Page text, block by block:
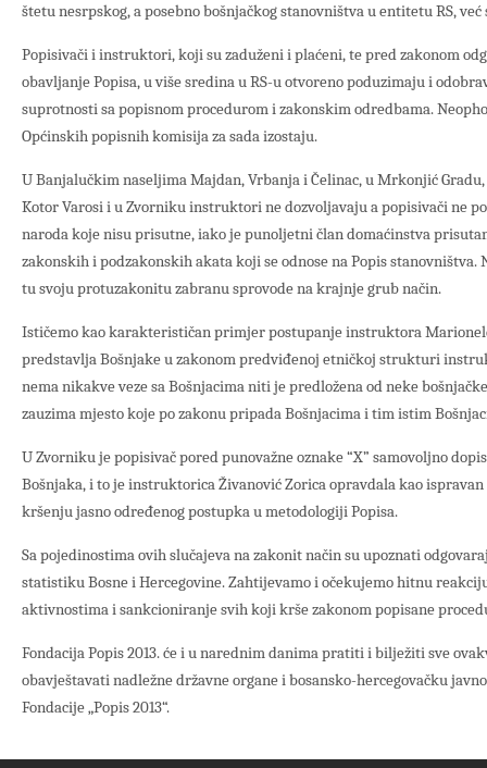
štetu nesrpskog, a posebno bošnjačkog stanovništva u entitetu RS,
Popisivači i instruktori, koji su zaduženi i plaćeni, te pred zakonom
obavljanje Popisa, u više sredina u RS-u otvoreno poduzimaju i
suprotnosti sa popisnom procedurom i zakonskim odredbama.
Općinskih popisnih komisija za sada izostaju.
U Banjalučkim naseljima Majdan, Vrbanja i Čelinac, u Mrkonjić
Kotor Varosi i u Zvorniku instruktori ne dozvoljavaju a popisivači ne
naroda koje nisu prisutne, iako je punoljetni član domaćinstva
zakonskih i podzakonskih akata koji se odnose na Popis
tu svoju protuzakonitu zabranu sprovode na krajnje grub način.
Ističemo kao karakterističan primjer postupanje instruktora
predstavlja Bošnjake u zakonom predviđenoj etničkoj strukturi
nema nikakve veze sa Bošnjacima niti je predložena od neke
zauzima mjesto koje po zakonu pripada Bošnjacima i tim istim
U Zvorniku je popisivač pored punovažne oznake “X” samovoljno
Bošnjaka, i to je instruktorica Živanović Zorica opravdala kao
kršenju jasno određenog postupka u metodologiji Popisa.
Sa pojedinostima ovih slučajeva na zakonit način su upoznati
statistiku Bosne i Hercegovine. Zahtijevamo i očekujemo hitnu
aktivnostima i sankcioniranje svih koji krše zakonom popisane
Fondacija Popis 2013. će i u narednim danima pratiti i bilježiti sve
obavještavati nadležne državne organe i bosansko-hercegovačku
Fondacije „Popis 2013“.